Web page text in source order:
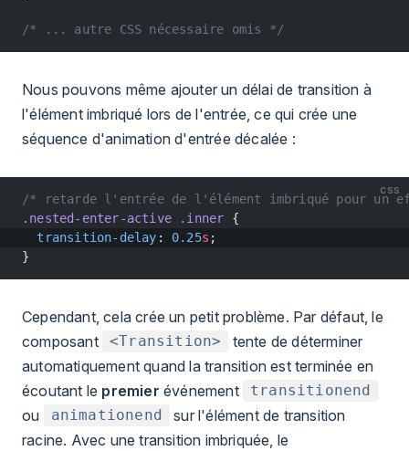
/* ... autre CSS nécessaire omis */
Nous pouvons même ajouter un délai de transition à
l'élément imbriqué lors de l'entrée, ce qui crée une
séquence d'animation d'entrée décalée :
css
/* retarde l'entrée de l'élément imbriqué pour un
.nested-enter-active .inner {
  transition-delay
: 0.25s ;
}
Cependant, cela crée un petit problème. Par défaut, le
composant
<Transition>
tente de déterminer
automatiquement quand la transition est terminée en
écoutant le premier événement transitionend
ou animationend
sur l'élément de transition
racine. Avec une transition imbriquée, le